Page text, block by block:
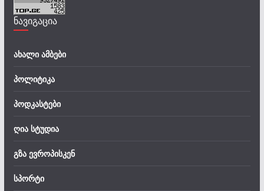
ნავიგაცია
ახალი ამბები
პოლიტიკა
პოდკასტები
ღია სტუდია
გზა ევროპისკენ
სპორტი